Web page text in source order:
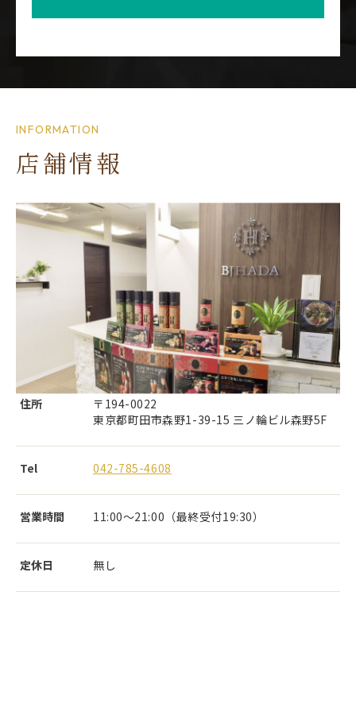
INFORMATION
店舗情報
住所
〒194-0022
東京都町田市森野1-39-15 三ノ輪ビル森野5F
Tel 042-785-4608
営業時間 11:00～21:00（最終受付19:30）
定休日 無し